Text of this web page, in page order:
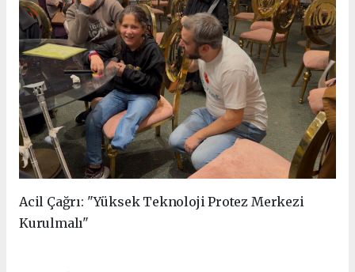
Acil Çağrı: "Yüksek Teknoloji Protez Merkezi
Kurulmalı"